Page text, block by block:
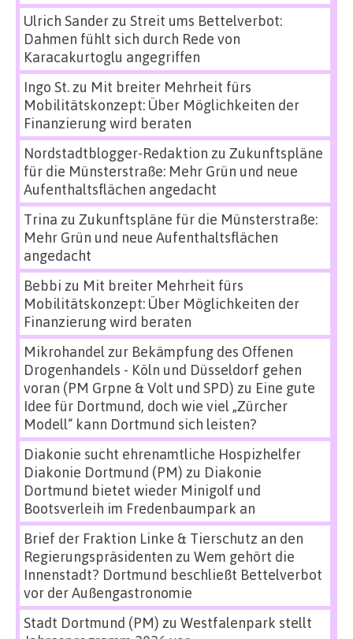
Ulrich Sanderzu Streit ums Bettelverbot:
Dahmen fühlt sich durch Rede von
Karacakurtoglu angegriffen
Ingo St.zu Mit breiter Mehrheit fürs
Mobilitätskonzept: Über Möglichkeiten der
Finanzierung wird beraten
Nordstadtblogger-Redaktion zu Zukunftspläne
für die Münsterstraße: Mehr Grün und neue
Aufenthaltsflächen angedacht
Trina zu Zukunftspläne für die Münsterstraße:
Mehr Grün und neue Aufenthaltsflächen
angedacht
Bebbi zu Mit breiter Mehrheit fürs
Mobilitätskonzept: Über Möglichkeiten der
Finanzierung wird beraten
Mikrohandel zur Bekämpfung des Offenen
Drogenhandels - Köln und Düsseldorf gehen
voran (PM Grpne & Volt und SPD) zu Eine gute
Idee für Dortmund, doch wie viel „Zürcher
Modell“ kann Dortmund sich leisten?
Diakonie sucht ehrenamtliche Hospizhelfer
Diakonie Dortmund (PM) zu Diakonie
Dortmund bietet wieder Minigolf und
Bootsverleih im Fredenbaumpark an
Brief der Fraktion Linke & Tierschutz an den
Regierungspräsidenten zu Wem gehört die
Innenstadt? Dortmund beschließt Bettelverbot
vor der Außengastronomie
Stadt Dortmund (PM) zu Westfalenpark stellt